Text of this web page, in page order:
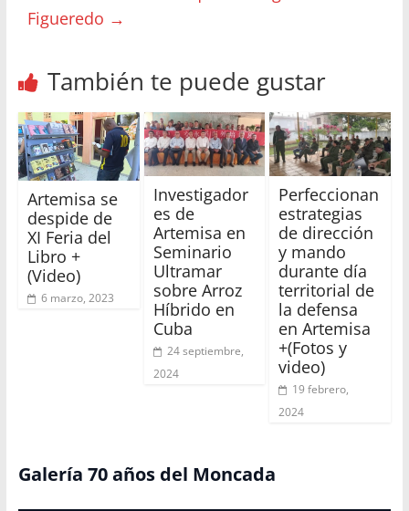
Figueredo →
También te puede gustar
Artemisa se
despide de
XI Feria del
Libro +
(Video)
6 marzo, 2023
Investigador
es de
Artemisa en
Seminario
Ultramar
sobre Arroz
Híbrido en
Cuba
24 septiembre,
2024
Perfeccionan
estrategias
de dirección
y mando
durante día
territorial de
la defensa
en Artemisa
+(Fotos y
video)
19 febrero,
2024
Galería 70 años del Moncada